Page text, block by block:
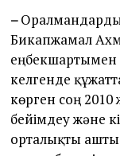
–
Бикапжамал
еңбекшартымен
келгенде
көрген соң
бейімдеу және
орталықты